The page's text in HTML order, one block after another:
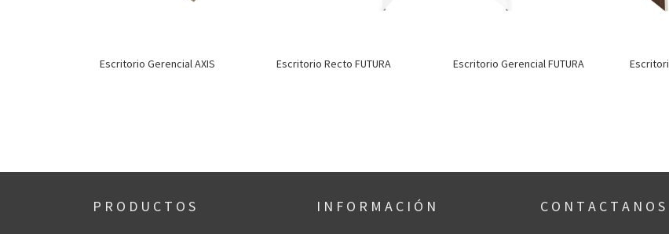
Escritorio Gerencial AXIS Escritorio Recto FUTURA Escritorio Gerencial FUTURA
P R O D U C T O S I N F O R M A C I Ó N C O N T A C T A N O S